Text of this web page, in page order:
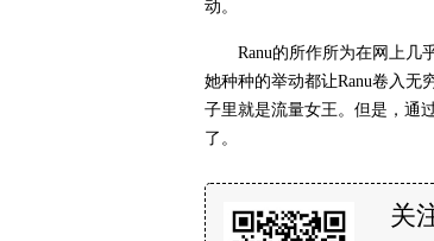
动。
Ranu的所作所为在网上几
她种种的举动都让Ranu卷入无
子里就是流量女王。但是，通
了。
关